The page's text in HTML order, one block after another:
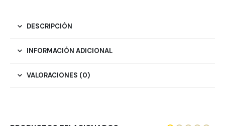
DESCRIPCIÓN
INFORMACIÓN ADICIONAL
VALORACIONES (0)